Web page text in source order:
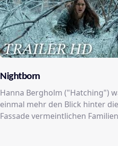
Nightborn
Hanna Bergholm ("Hatching")
einmal mehr den Blick hinter die
Fassade vermeintlichen